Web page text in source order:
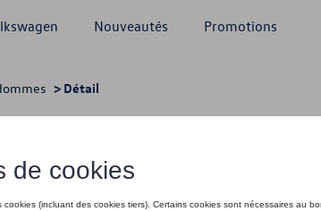
Nouveautés Promotions
> Détail